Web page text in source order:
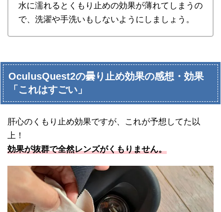
水に濡れるとくもり止めの効果が薄れてしまうの
で、洗濯や手洗いもしないようにしましょう。
OculusQuest2の曇り止め効果の感想・効果
「これはすごい」
肝心のくもり止め効果ですが、これが予想してた以
上！
効果が抜群で全然レンズがくもりません。